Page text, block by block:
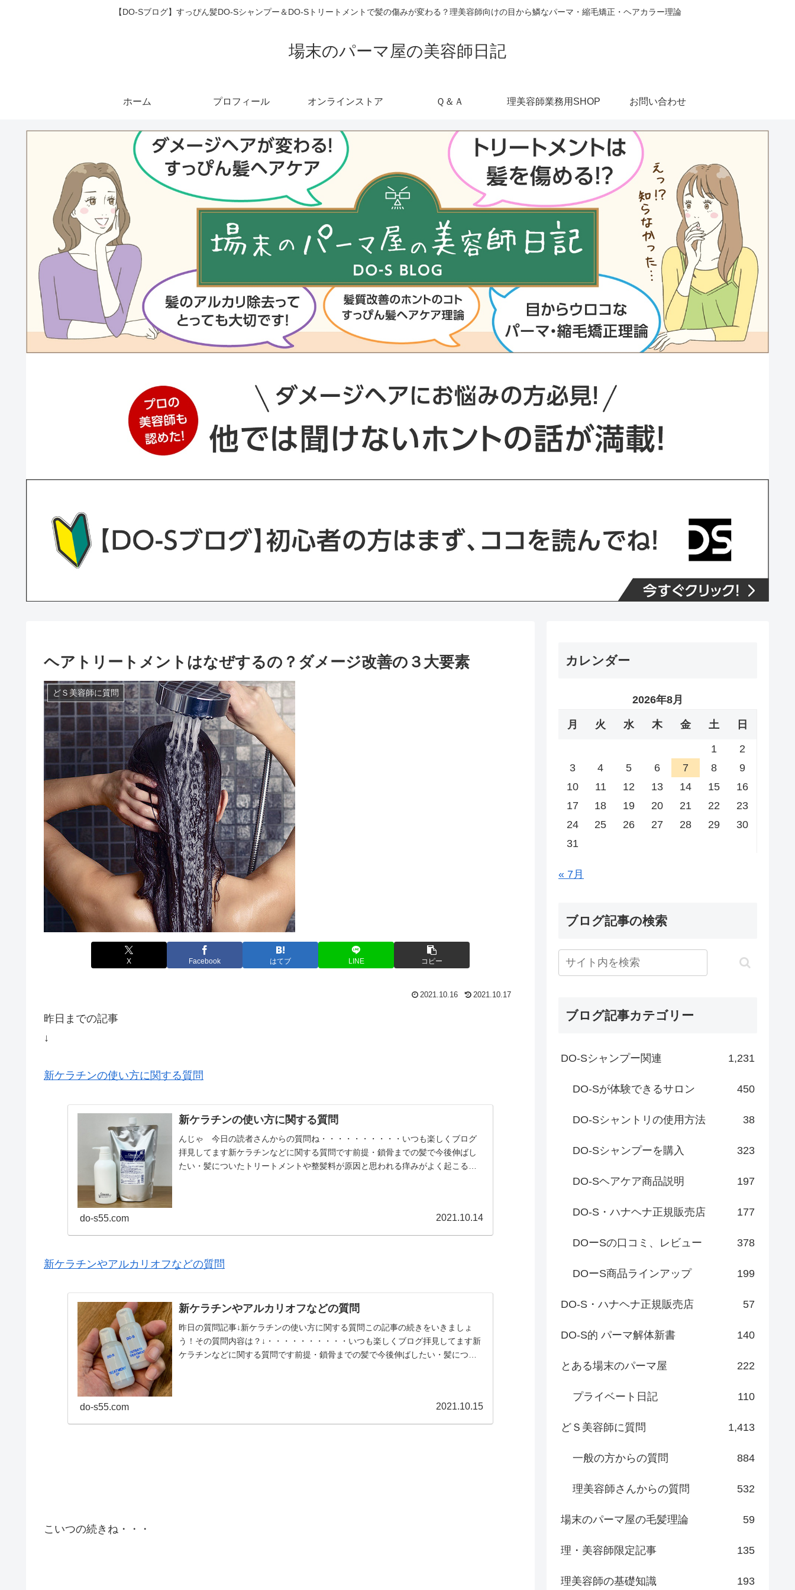
【DO-Sブログ】すっぴん髪DO-Sシャンプー＆DO-Sトリートメントで髪の傷みが変わる？理美容師向けの目から鱗なパーマ・縮毛矯正・ヘアカラー理論
場末のパーマ屋の美容師日記
ホーム プロフィール オンラインストア Ｑ＆Ａ 理美容師業務用SHOP お問い合わせ
ヘアトリートメントはなぜするの？ダメージ改善の３大要素
どＳ美容師に質問
X Facebook はてブ LINE コピー
2021.10.16 2021.10.17
昨日までの記事
↓
新ケラチンの使い方に関する質問
新ケラチンの使い方に関する質問
んじゃ 今日の読者さんからの質問ね・・・・・・・・・・いつも楽しくブログ
拝見してます新ケラチンなどに関する質問です前提・鎖骨までの髪で今後伸ばし
たい・髪についたトリートメントや整髪料が原因と思われる痒みがよく起こる・
do-s55.com 2021.10.14
新ケラチンやアルカリオフなどの質問
新ケラチンやアルカリオフなどの質問
昨日の質問記事↓新ケラチンの使い方に関する質問この記事の続きをいきましょ
う！その質問内容は？↓・・・・・・・・・・いつも楽しくブログ拝見してます新
ケラチンなどに関する質問です前提・鎖骨までの髪で今後伸ばしたい・髪につい
do-s55.com 2021.10.15
こいつの続きね・・・
カレンダー
2026年8月
月 火 水 木 金 土 日
1
2
3
4 5 6 7 8
9
10
11 12 13 14 15
16
17
18 19 20 21 22
23
24
25 26 27 28 29
30
31
« 7月
ブログ記事の検索
ブログ記事カテゴリー
DO-Sシャンプー関連 1,231
DO-Sが体験できるサロン 450
DO-Sシャントリの使用方法 38
DO-Sシャンプーを購入 323
DO-Sヘアケア商品説明 197
DO-S・ハナヘナ正規販売店 177
DOーSの口コミ、レビュー 378
DOーS商品ラインアップ 199
DO-S・ハナヘナ正規販売店 57
DO-S的 パーマ解体新書 140
とある場末のパーマ屋 222
プライベート日記 110
どＳ美容師に質問 1,413
一般の方からの質問 884
理美容師さんからの質問 532
場末のパーマ屋の毛髪理論 59
理・美容師限定記事 135
理美容師の基礎知識 193